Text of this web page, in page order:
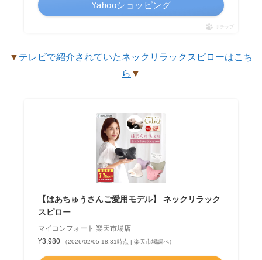
Yahooショッピング
ポチップ
▼ テレビで紹介されていたネックリラックスピローはこち
ら ▼
【はあちゅうさんご愛用モデル】 ネックリラック
スピロー
マイコンフォート 楽天市場店
¥3,980
（2026/02/05 18:31時点 | 楽天市場調べ）